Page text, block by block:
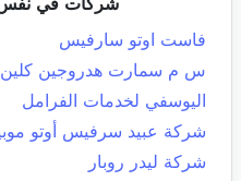
فاست اوتو سارفيس
س م سمارت هدروجين كلين
اليوسفي لخدمات الفرامل
شركة عبيد سرفيس أوتو
شركة ليدر روبار